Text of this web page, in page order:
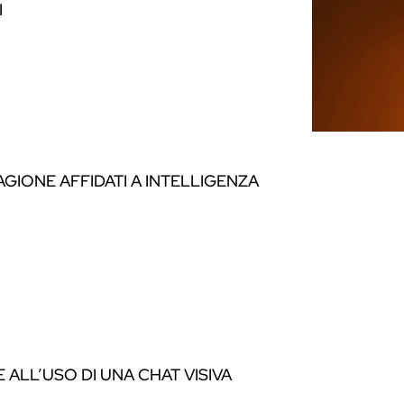
AFFIDATI A INTELLIGENZA
DI UNA CHAT VISIVA